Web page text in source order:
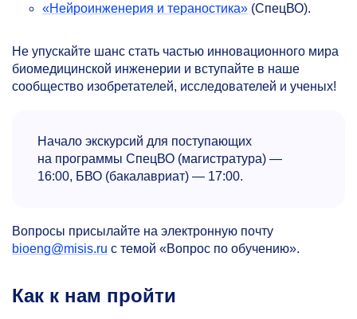
«Нейроинженерия и тераностика» (СпецВО).
Не упускайте шанс стать частью инновационного мира
биомедицинской инженерии и вступайте в наше
сообщество изобретателей, исследователей и ученых!
Начало экскурсий для поступающих
на программы СпецВО (магистратура) —
16:00, БВО (бакалавриат) — 17:00.
Вопросы присылайте на электронную почту
bioeng@misis.ru с темой «Вопрос по обучению».
Как к нам пройти